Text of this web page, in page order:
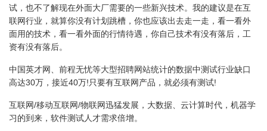
试，也不了解现在外面大厂需要的一些新兴技术。我的建议是在互
联网行业，就算你没有计划跳槽，你也应该出去走一走，看一看外
面用的技术，看一看外面的行情待遇，你自己技术有没有落后，工
资有没有落后。
中国英才网、前程无忧等大型招聘网站统计的数据中测试行业缺口
高达30万，接近40万!只要有互联网产品，就必须有测试!
互联网/移动互联网/物联网迅猛发展，大数据、云计算时代，机器学
习的到来，软件测试人才需求倍增。